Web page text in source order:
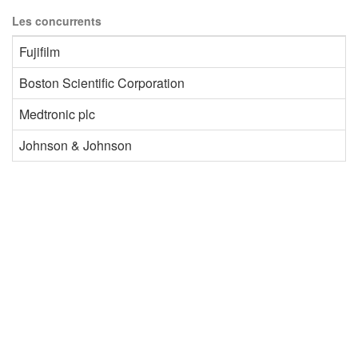
Les concurrents
Fujifilm
Boston Scientific Corporation
Medtronic plc
Johnson & Johnson